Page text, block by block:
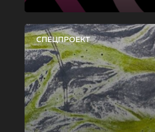
СПЕЦПРОЕКТ